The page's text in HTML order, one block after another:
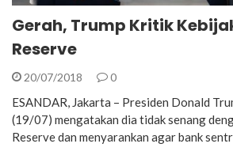
Gerah, Trump Kritik
Reserve
20/07/2018 0
ESANDAR, Jakarta – Presiden Donald
(19/07) mengatakan dia tidak senang
Reserve dan menyarankan agar bank